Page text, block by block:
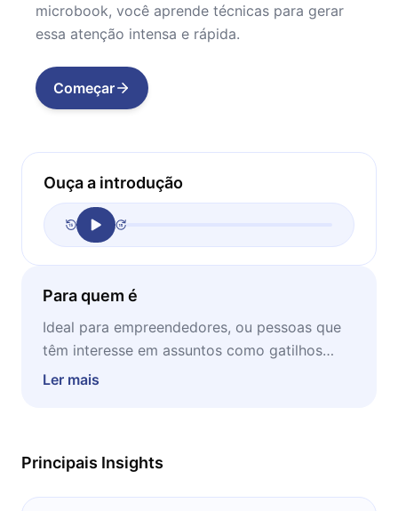
microbook, você aprende técnicas para gerar
essa atenção intensa e rápida.
Começar
Ouça a introdução
Para quem é
Ideal para empreendedores, ou pessoas que
têm interesse em assuntos como gatilhos
mentais ou vendas, este microbook é uma
Ler mais
Principais Insights